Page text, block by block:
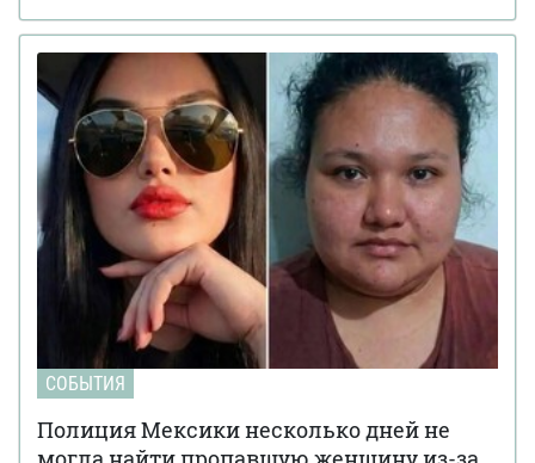
СОБЫТИЯ
Полиция Мексики несколько дней не